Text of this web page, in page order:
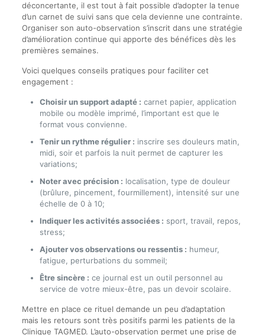
déconcertante, il est tout à fait possible d’adopter la tenue
d’un carnet de suivi sans que cela devienne une contrainte.
Organiser son auto-observation s’inscrit dans une stratégie
d’amélioration continue qui apporte des bénéfices dès les
premières semaines.
Voici quelques conseils pratiques pour faciliter cet
engagement :
Choisir un support adapté : carnet papier, application
mobile ou modèle imprimé, l’important est que le
format vous convienne.
Tenir un rythme régulier : inscrire ses douleurs matin,
midi, soir et parfois la nuit permet de capturer les
variations;
Noter avec précision : localisation, type de douleur
(brûlure, pincement, fourmillement), intensité sur une
échelle de 0 à 10;
Indiquer les activités associées : sport, travail, repos,
stress;
Ajouter vos observations ou ressentis : humeur,
fatigue, perturbations du sommeil;
Être sincère : ce journal est un outil personnel au
service de votre mieux-être, pas un devoir scolaire.
Mettre en place ce rituel demande un peu d’adaptation
mais les retours sont très positifs parmi les patients de la
Clinique TAGMED. L’auto-observation permet une prise de